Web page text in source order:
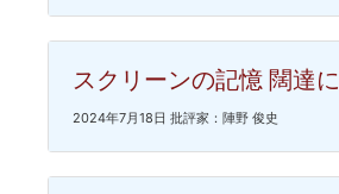
スクリーンの記憶 闊達に
2024年7月18日 批評家：陣野 俊史